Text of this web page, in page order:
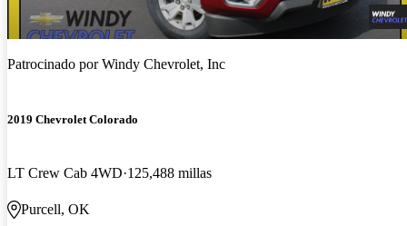
Patrocinado porWindy Chevrolet, Inc
2019 Chevrolet Colorado
LT Crew Cab 4WD 125,488 millas
Purcell, OK